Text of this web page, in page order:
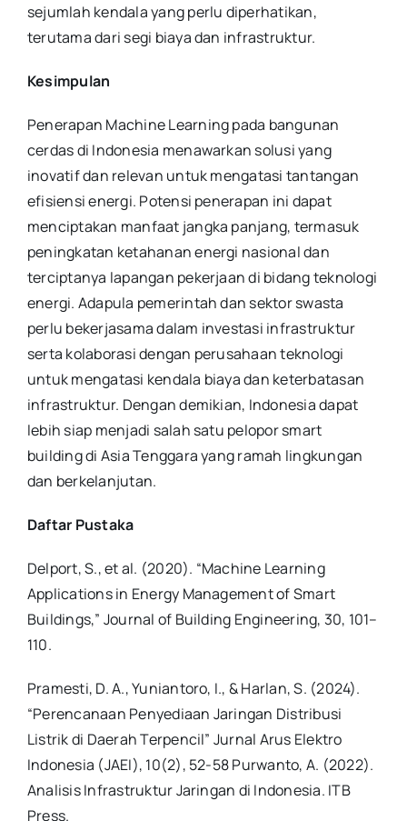
sejumlah kendala yang perlu diperhatikan,
terutama dari segi biaya dan infrastruktur.
Kesimpulan
Penerapan Machine Learning pada bangunan
cerdas di Indonesia menawarkan solusi yang
inovatif dan relevan untuk mengatasi tantangan
efisiensi energi. Potensi penerapan ini dapat
menciptakan manfaat jangka panjang, termasuk
peningkatan ketahanan energi nasional dan
terciptanya lapangan pekerjaan di bidang teknologi
energi. Adapula pemerintah dan sektor swasta
perlu bekerjasama dalam investasi infrastruktur
serta kolaborasi dengan perusahaan teknologi
untuk mengatasi kendala biaya dan keterbatasan
infrastruktur. Dengan demikian, Indonesia dapat
lebih siap menjadi salah satu pelopor smart
building di Asia Tenggara yang ramah lingkungan
dan berkelanjutan.
Daftar Pustaka
Delport, S., et al. (2020). “Machine Learning
Applications in Energy Management of Smart
Buildings,” Journal of Building Engineering, 30, 101–
110.
Pramesti, D. A., Yuniantoro, I., & Harlan, S. (2024).
“Perencanaan Penyediaan Jaringan Distribusi
Listrik di Daerah Terpencil” Jurnal Arus Elektro
Indonesia (JAEI), 10(2), 52-58 Purwanto, A. (2022).
Analisis Infrastruktur Jaringan di Indonesia. ITB
Press.